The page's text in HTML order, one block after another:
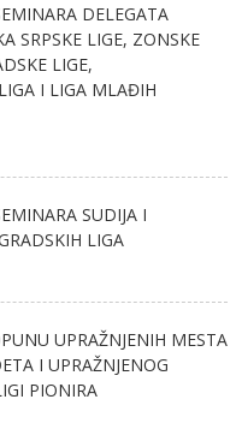
DELEGATA
SRPSKE LIGE, ZONSKE
LIGE,
I LIGA MLAĐIH
SUDIJA I
LIGA
UPRAŽNJENIH MESTA
I UPRAŽNJENOG
PIONIRA